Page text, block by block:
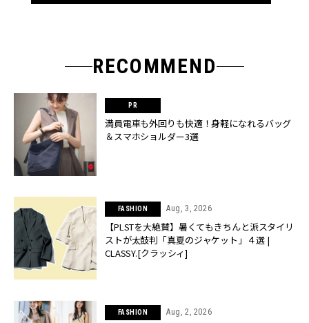
RECOMMEND
満員電車も外回りも快適！身軽になれるバッグ
＆スマホショルダー3選
FASHION Aug, 3, 2026
【PLSTを大絶賛】暑くてもきちんと派スタイリ
ストが太鼓判「真夏のジャケット」４選 |
CLASSY.[クラッシィ]
FASHION Aug, 2, 2026